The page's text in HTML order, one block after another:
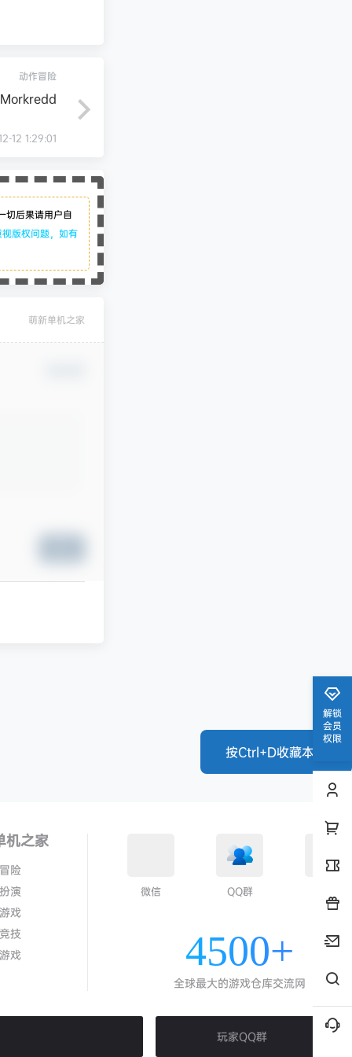
动作冒险
Morkredd
12 1:29:01
切后果请用户自
版权问题，如有
萌新单机之家
解锁
会员
权限
按Ctrl+D收藏本站
机之家
险
演
戏
技
戏
微信 QQ群
4500+
全球最大的游戏仓库交流网
玩家QQ群